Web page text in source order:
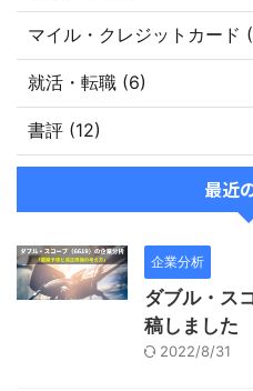
マイル・クレジットカード
就活・転職 (6)
書評 (12)
最近
企業分析
ダブル・ス
稿しました
2022/8/31